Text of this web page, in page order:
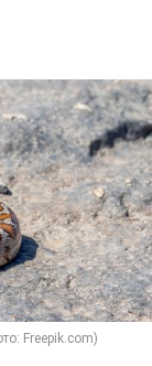
Freepik.com)